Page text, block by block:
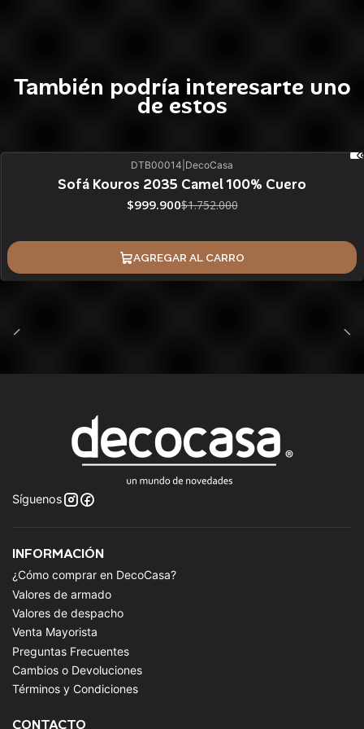
También podría interesarte uno
de estos
DTB00014 DecoCasa
Sofá Kouros 2035 Camel 100% Cuero
$999.900$1.752.000
AGREGAR AL CARRO
Síguenos
INFORMACIÓN
¿Cómo comprar en DecoCasa?
Valores de armado
Valores de despacho
Venta Mayorista
Preguntas Frecuentes
Cambios o Devoluciones
Términos y Condiciones
CONTACTO